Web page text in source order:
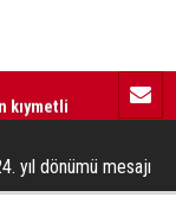
kıymetli 16:52 |
yıl dönümü mesajı